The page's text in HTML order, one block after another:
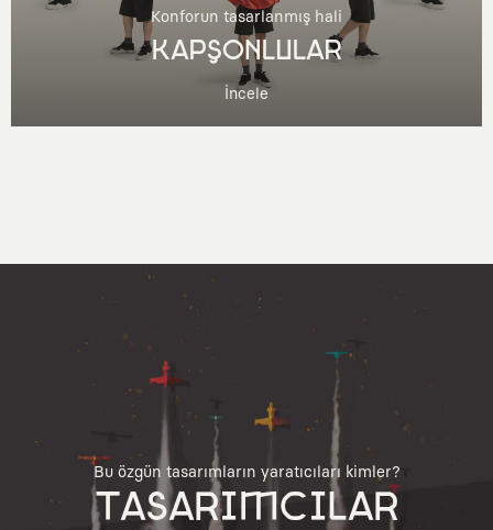
Konforun tasarlanmış hali
KAPŞONLULAR
İncele
Bu özgün tasarımların yaratıcıları kimler?
TASARIMCILAR